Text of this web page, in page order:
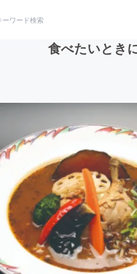
テクノロジー・ガジェット
映像・映画
ビジネス・起業
まちづくり・地域活性化
食べたいとき